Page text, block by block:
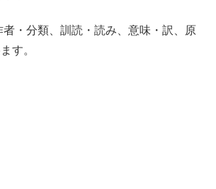
・分類、訓読・読み、意味・訳、原
す。